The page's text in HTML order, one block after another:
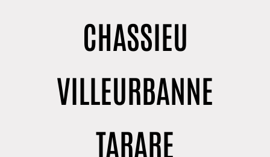
CHASSIEU
VILLEURBANNE
TARARE